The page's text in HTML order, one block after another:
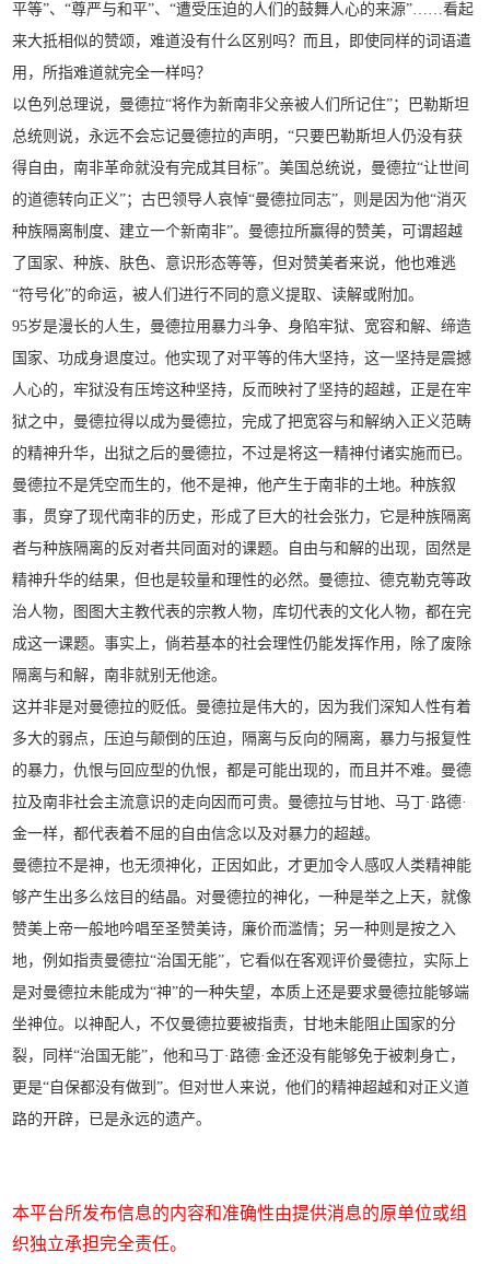
平等”、“尊严与和平”、“遭受压迫的人们的鼓舞人心的来源”……看起
来大抵相似的赞颂，难道没有什么区别吗？而且，即使同样的词语遣
用，所指难道就完全一样吗？
以色列总理说，曼德拉“将作为新南非父亲被人们所记住”；巴勒斯坦
总统则说，永远不会忘记曼德拉的声明，“只要巴勒斯坦人仍没有获
得自由，南非革命就没有完成其目标”。美国总统说，曼德拉“让世间
的道德转向正义”；古巴领导人哀悼“曼德拉同志”，则是因为他“消灭
种族隔离制度、建立一个新南非”。曼德拉所赢得的赞美，可谓超越
了国家、种族、肤色、意识形态等等，但对赞美者来说，他也难逃
“符号化”的命运，被人们进行不同的意义提取、读解或附加。
95岁是漫长的人生，曼德拉用暴力斗争、身陷牢狱、宽容和解、缔造
国家、功成身退度过。他实现了对平等的伟大坚持，这一坚持是震撼
人心的，牢狱没有压垮这种坚持，反而映衬了坚持的超越，正是在牢
狱之中，曼德拉得以成为曼德拉，完成了把宽容与和解纳入正义范畴
的精神升华，出狱之后的曼德拉，不过是将这一精神付诸实施而已。
曼德拉不是凭空而生的，他不是神，他产生于南非的土地。种族叙
事，贯穿了现代南非的历史，形成了巨大的社会张力，它是种族隔离
者与种族隔离的反对者共同面对的课题。自由与和解的出现，固然是
精神升华的结果，但也是较量和理性的必然。曼德拉、德克勒克等政
治人物，图图大主教代表的宗教人物，库切代表的文化人物，都在完
成这一课题。事实上，倘若基本的社会理性仍能发挥作用，除了废除
隔离与和解，南非就别无他途。
这并非是对曼德拉的贬低。曼德拉是伟大的，因为我们深知人性有着
多大的弱点，压迫与颠倒的压迫，隔离与反向的隔离，暴力与报复性
的暴力，仇恨与回应型的仇恨，都是可能出现的，而且并不难。曼德
拉及南非社会主流意识的走向因而可贵。曼德拉与甘地、马丁·路德·
金一样，都代表着不屈的自由信念以及对暴力的超越。
曼德拉不是神，也无须神化，正因如此，才更加令人感叹人类精神能
够产生出多么炫目的结晶。对曼德拉的神化，一种是举之上天，就像
赞美上帝一般地吟唱至圣赞美诗，廉价而滥情；另一种则是按之入
地，例如指责曼德拉“治国无能”，它看似在客观评价曼德拉，实际上
是对曼德拉未能成为“神”的一种失望，本质上还是要求曼德拉能够端
坐神位。以神配人，不仅曼德拉要被指责，甘地未能阻止国家的分
裂，同样“治国无能”，他和马丁·路德·金还没有能够免于被刺身亡，
更是“自保都没有做到”。但对世人来说，他们的精神超越和对正义道
路的开辟，已是永远的遗产。
本平台所发布信息的内容和准确性由提供消息的原单位或组
织独立承担完全责任。